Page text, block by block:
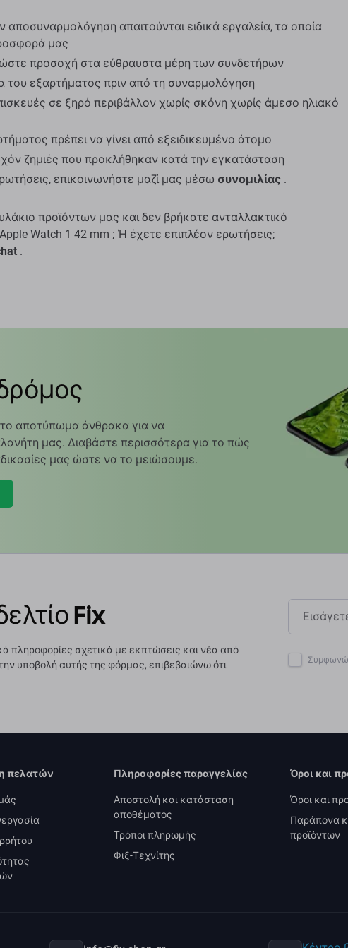
αποσυναρμολόγηση απαιτούνται ειδικά εργαλεία, τα οποία
μας
προσοχή στα εύθραυστα μέρη των συνδετήρων
του εξαρτήματος πριν από τη συναρμολόγηση
σε ξηρό περιβάλλον χωρίς σκόνη χωρίς άμεσο ηλιακό
πρέπει να γίνει από εξειδικευμένο άτομο
ζημιές που προκλήθηκαν κατά την εγκατάσταση
επικοινωνήστε μαζί μας μέσω συνομιλίας .
προϊόντων μας και δεν βρήκατε ανταλλακτικό
Watch 1 42 mm ; Ή έχετε επιπλέον ερωτήσεις;
.
αποτύπωμα άνθρακα για να
μας. Διαβάστε περισσότερα για το πώς
μας ώστε να το μειώσουμε.
Fix
πληροφορίες σχετικά με εκπτώσεις και νέα από
υποβολή αυτής της φόρμας, επιβεβαιώνω ότι
Συμφωνώ
πελατών Πληροφορίες παραγγελίας
Αποστολή και κατάσταση
αποθέματος
Τρόποι πληρωμής
Φιξ-Τεχνίτης
Όροι και
Όροι και
Παράπονα
προϊόντων